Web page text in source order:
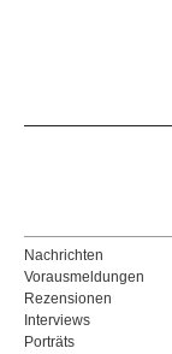
Nachrichten
Vorausmeldungen
Rezensionen
Interviews
Porträts